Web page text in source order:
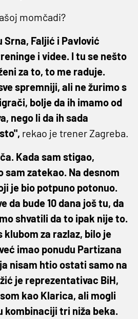
momčadi?
Srna, Faljić i Pavlović
i videe. I tu se nešto
za to, to me raduje.
spremniji, ali ne žurimo s
bolje da ih imamo od
nego li da ih sada
rekao je trener Zagreba.
Kada sam stigao,
sam zatekao. Na desnom
je bio potpuno potonuo.
da bude 10 dana još tu, da
shvatili da to ipak nije to.
klubom za razlaz, bilo je
imao ponudu Partizana
nisam htio ostati samo na
je reprezentativac BiH,
kao Klarica, ali mogli
kombinaciji tri niža beka.